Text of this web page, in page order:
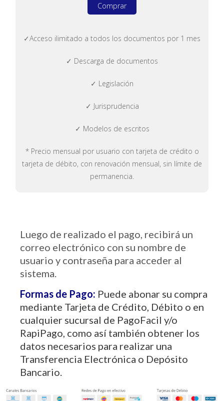
Comprar
✓Acceso ilimitado a todos los documentos por 1 mes
✓ Descarga de documentos
✓ Legislación
✓ Jurisprudencia
✓ Modelos de escritos
* Precio mensual por usuario con tarjeta de crédito o
tarjeta de débito, con renovación mensual, sin límite de
permanencia.
Luego de realizado el pago, recibirá un
correo electrónico con su nombre de
usuario y contraseña para acceder al
sistema.
Formas de Pago: Puede abonar su compra
mediante Tarjeta de Crédito, Débito o en
cualquier sucursal de PagoFacil y/o
RapiPago, como así también obtener los
datos necesarios para realizar una
Transferencia Electrónica o Depósito
Bancario.